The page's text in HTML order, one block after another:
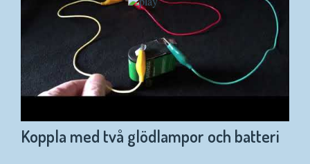
Koppla med två glödlampor och batteri